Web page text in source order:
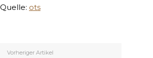
Quelle: ots
Vorheriger Artikel